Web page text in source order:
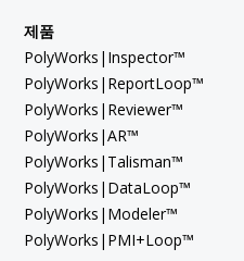
제품
PolyWorks|Inspector™
PolyWorks|ReportLoop™
PolyWorks|Reviewer™
PolyWorks|AR™
PolyWorks|Talisman™
PolyWorks|DataLoop™
PolyWorks|Modeler™
PolyWorks|PMI+Loop™